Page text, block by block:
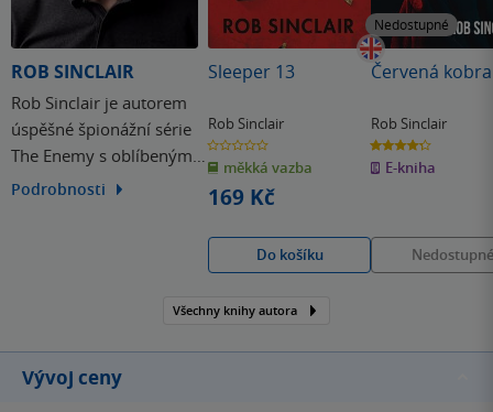
ROB SINCLAIR
Rob Sinclair je autorem
úspěšné špionážní série
The Enemy s oblíbeným
protagonistou Carlem
Podrobnosti
Sleeper 13
Rob Sinclair
0.0
z
5
hvězdiček
měkká vazba
169 Kč
Do košíku
Nedostupné
Červená kobra
Rob Sinclair
4.3
z
5
hvězdiček
E-kniha
Nedostupné
Všechny knihy autora
Vývoj ceny